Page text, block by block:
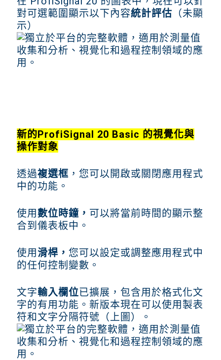
對可選範圍顯示以下內容統計評估 （未顯
示）
新的ProfiSignal 20 Basic 的視覺化與
操作對象
透過複選框 ，您可以開啟或關閉應用程式
中的功能。
使用數位時鐘， 可以將當前時間的顯示整
合到儀表板中。
使用滑桿， 您可以設定或調整應用程式中
的任何控制變數。
文字輸入欄位已擴展，包含用於格式化文
字的有用功能。新版本現在可以使用製表
符和文字分隔符號（上圖）。